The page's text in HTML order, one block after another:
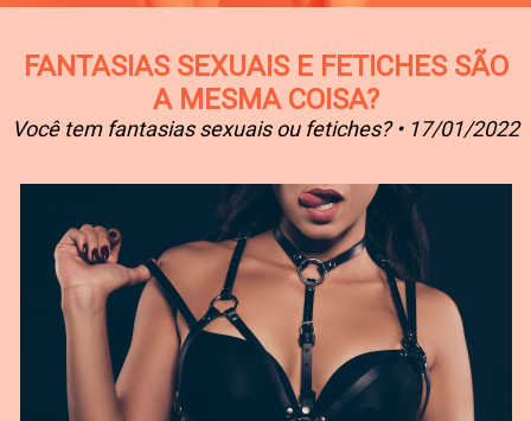
FANTASIAS SEXUAIS E FETICHES SÃO
A MESMA COISA?
Você tem fantasias sexuais ou fetiches? • 17/01/2022